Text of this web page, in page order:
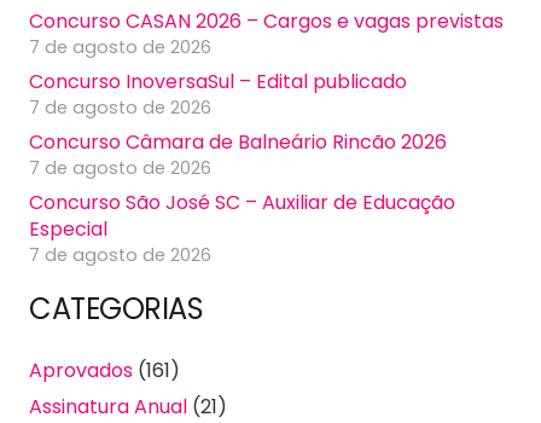
Concurso CASAN 2026 – Cargos e vagas previstas
7 de agosto de 2026
Concurso InoversaSul – Edital publicado
7 de agosto de 2026
Concurso Câmara de Balneário Rincão 2026
7 de agosto de 2026
Concurso São José SC – Auxiliar de Educação
Especial
7 de agosto de 2026
CATEGORIAS
Aprovados (161)
Assinatura Anual (21)